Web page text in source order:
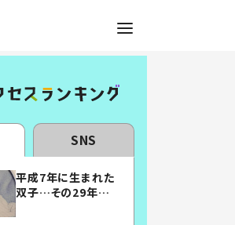
SNS
平成7年に生まれた
双子…その29年後